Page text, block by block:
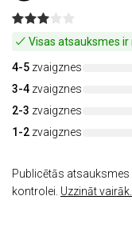
Visas atsauksmes
4-5 zvaigznes
3-4 zvaigznes
2-3 zvaigznes
1-2 zvaigznes
Publicētās
kontrolei. Uzzināt vairāk.